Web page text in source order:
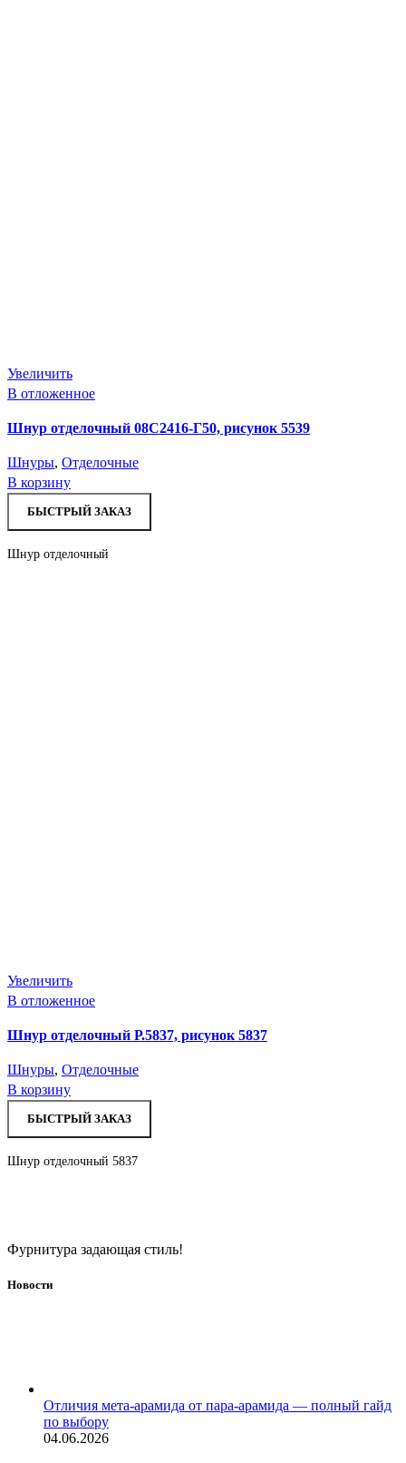
Увеличить
В отложенное
Шнур отделочный 08С2416-Г50, рисунок 5539
Шнуры, Отделочные
В корзину
БЫСТРЫЙ ЗАКАЗ
Шнур отделочный
Увеличить
В отложенное
Шнур отделочный Р.5837, рисунок 5837
Шнуры, Отделочные
В корзину
БЫСТРЫЙ ЗАКАЗ
Шнур отделочный 5837
Фурнитура задающая стиль!
Новости
Отличия мета-арамида от пара-арамида — полный гайд
по выбору
04.06.2026